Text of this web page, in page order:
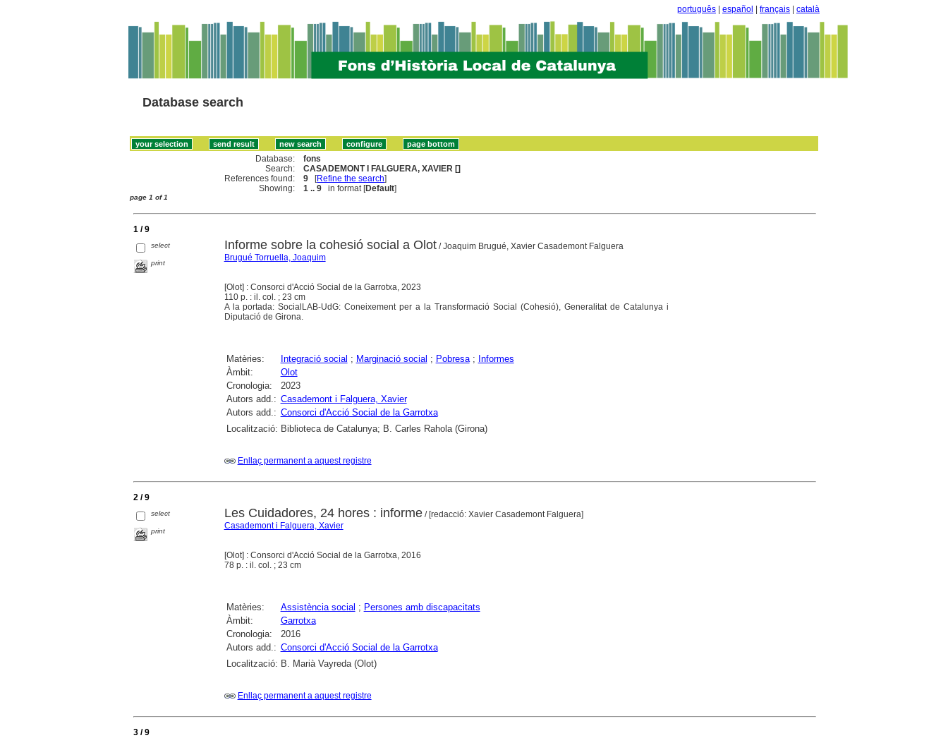
português español français català
Database search
Database:
fons
Search:
CASADEMONT I FALGUERA, XAVIER []
References found:
9 [Refine the search]
Showing:
1 .. 9 in format [Default]
page 1 of 1
1 / 9
select
print
Informe sobre la cohesió social a Olot/ Joaquim Brugué, Xavier Casademont Falguera
Brugué Torruella, Joaquim
[Olot] : Consorci d'Acció Social de la Garrotxa, 2023
110 p. : il. col. ; 23 cm
A la portada: SocialLAB-UdG: Coneixement per a la Transformació Social (Cohesió), Generalitat de Catalunya i
Diputació de Girona.
Matèries: Integració social ; Marginació social ; Pobresa; Informes
Àmbit:
Olot
Cronologia:
2023
Autors add.: Casademont i Falguera, Xavier
Autors add.: Consorci d'Acció Social de la Garrotxa
Localització: Biblioteca de Catalunya; B. Carles Rahola (Girona)
Enllaç permanent a aquest registre
2 / 9
select
print
Les Cuidadores, 24 hores : informe/ [redacció: Xavier Casademont Falguera]
Casademont i Falguera, Xavier
[Olot] : Consorci d'Acció Social de la Garrotxa, 2016
78 p. : il. col. ; 23 cm
Matèries: Assistència social ; Persones amb discapacitats
Àmbit:
Garrotxa
Cronologia:
2016
Autors add.: Consorci d'Acció Social de la Garrotxa
Localització: B. Marià Vayreda (Olot)
Enllaç permanent a aquest registre
3 / 9